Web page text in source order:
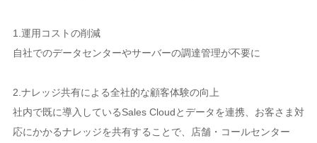
1.運用コストの削減
自社でのデータセンターやサーバーの調達管理が不要に
2.ナレッジ共有による全社的な顧客体験の向上
社内で既に導入しているSales Cloudとデータを連携、お客さま対
応にかかるナレッジを共有することで、店舗・コールセンター